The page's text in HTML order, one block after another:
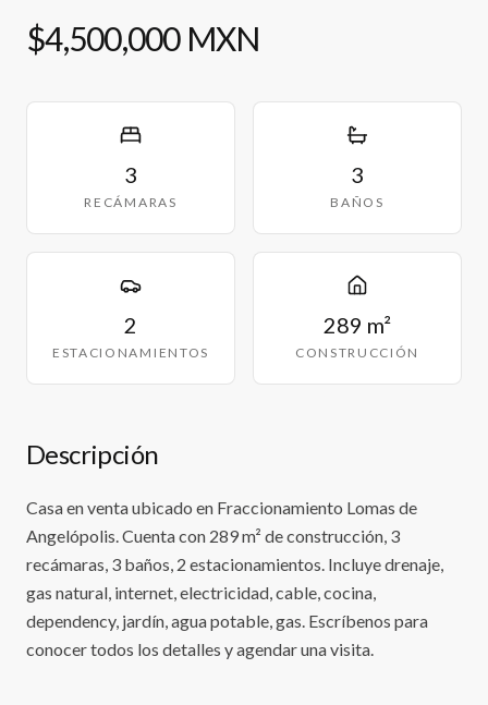
$4,500,000 MXN
3
RECÁMARAS
3
BAÑOS
2
ESTACIONAMIENTOS
289 m²
CONSTRUCCIÓN
Descripción
Casa en venta ubicado en Fraccionamiento Lomas de
Angelópolis. Cuenta con 289 m² de construcción, 3
recámaras, 3 baños, 2 estacionamientos. Incluye drenaje,
gas natural, internet, electricidad, cable, cocina,
dependency, jardín, agua potable, gas. Escríbenos para
conocer todos los detalles y agendar una visita.